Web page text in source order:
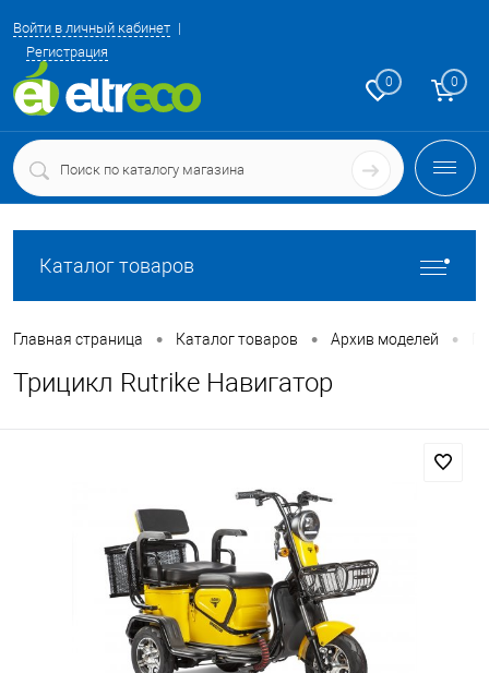
Войти в личный кабинет
Регистрация
0 0
Каталог товаров
Главная страница • Каталог товаров • Архив моделей •
Трицикл Rutrike Навигатор